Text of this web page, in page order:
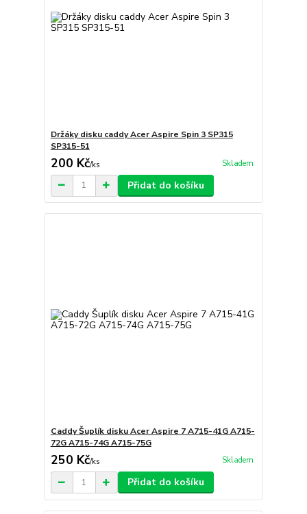
Držáky disku caddy Acer Aspire Spin 3 SP315
SP315-51
200 Kč/ks Skladem
Přidat do košíku
Caddy Šuplík disku Acer Aspire 7 A715-41G A715-
72G A715-74G A715-75G
250 Kč/ks Skladem
Přidat do košíku